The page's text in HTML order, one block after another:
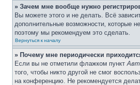
» Зачем мне вообще нужно
Вы можете этого и не делать. Всё
дополнительные возможности, которые
поэтому мы рекомендуем это сделать.
Вернуться к началу
» Почему мне периодически
Если вы не отметили флажком пункт
того, чтобы никто другой не смог
на конференцию. Не рекомендуется